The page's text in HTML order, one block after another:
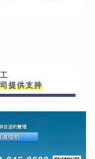
提供支持